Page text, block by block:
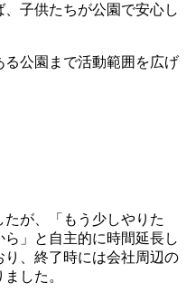
、子供たちが公園で安心し
公園まで活動範囲を広げ
が、「もう少しやりた
」と自主的に時間延長し
、終了時には会社周辺の
した。